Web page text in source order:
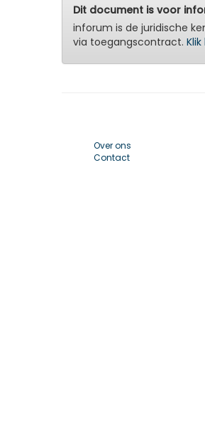
Dit document is voor
inforum is de juridische
via toegangscontract.
Over ons
Contact